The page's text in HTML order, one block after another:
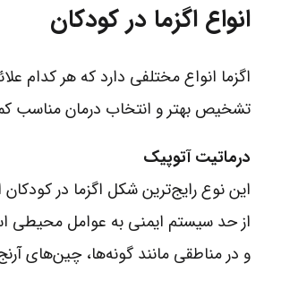
انواع اگزما در کودکان
اگزما انواع مختلفی دارد که هر کدام
تشخیص بهتر و انتخاب درمان مناسب
درماتیت آتوپیک
این نوع رایج‌ترین شکل اگزما در
از حد سیستم ایمنی به عوامل محیطی
و در مناطقی مانند گونه‌ها، چین‌های